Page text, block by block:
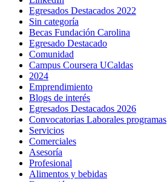
Egresados Destacados 2022
Sin categoría
Becas Fundación Carolina
Egresado Destacado
Comunidad
Campus Coursera UCaldas
2024
Emprendimiento
Blogs de interés
Egresados Destacados 2026
Convocatorias Laborales programas
Servicios
Comerciales
Asesoría
Profesional
Alimentos y bebidas